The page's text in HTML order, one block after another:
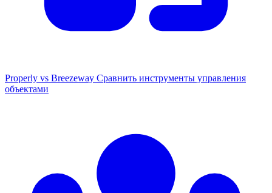
Properly vs Breezeway Сравнить инструменты управления
объектами